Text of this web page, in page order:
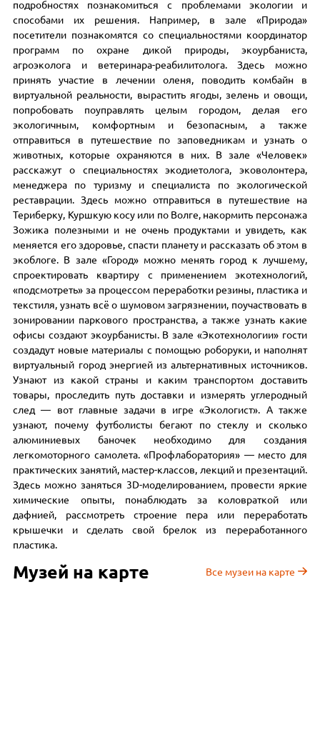
подробностях познакомиться с проблемами экологии и
способами их решения. Например, в зале «Природа»
посетители познакомятся со специальностями координатор
программ по охране дикой природы, экоурбаниста,
агроэколога и ветеринара-реабилитолога. Здесь можно
принять участие в лечении оленя, поводить комбайн в
виртуальной реальности, вырастить ягоды, зелень и овощи,
попробовать поуправлять целым городом, делая его
экологичным, комфортным и безопасным, а также
отправиться в путешествие по заповедникам и узнать о
животных, которые охраняются в них. В зале «Человек»
расскажут о специальностях экодиетолога, эковолонтера,
менеджера по туризму и специалиста по экологической
реставрации. Здесь можно отправиться в путешествие на
Териберку, Куршкую косу или по Волге, накормить персонажа
Зожика полезными и не очень продуктами и увидеть, как
меняется его здоровье, спасти планету и рассказать об этом в
экоблоге. В зале «Город» можно менять город к лучшему,
спроектировать квартиру с применением экотехнологий,
«подсмотреть» за процессом переработки резины, пластика и
текстиля, узнать всё о шумовом загрязнении, поучаствовать в
зонировании паркового пространства, а также узнать какие
офисы создают экоурбанисты. В зале «Экотехнологии» гости
создадут новые материалы с помощью роборуки, и наполнят
виртуальный город энергией из альтернативных источников.
Узнают из какой страны и каким транспортом доставить
товары, проследить путь доставки и измерять углеродный
след — вот главные задачи в игре «Экологист». А также
узнают, почему футболисты бегают по стеклу и сколько
алюминиевых баночек необходимо для создания
легкомоторного самолета. «Профлаборатория» — место для
практических занятий, мастер-классов, лекций и презентаций.
Здесь можно заняться 3D-моделированием, провести яркие
химические опыты, понаблюдать за коловраткой или
дафнией, рассмотреть строение пера или переработать
крышечки и сделать свой брелок из переработанного
пластика.
Музей на карте Все музеи на карте